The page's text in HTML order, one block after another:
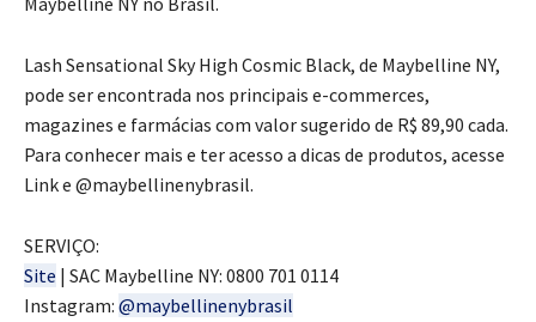
Lash Sensational Sky High Cosmic Black, de Maybelline NY,
pode ser encontrada nos principais e-commerces,
magazines e farmácias com valor sugerido de R$ 89,90 cada.
Para conhecer mais e ter acesso a dicas de produtos, acesse
Link e @maybellinenybrasil.
SERVIÇO:
Site | SAC Maybelline NY: 0800 701 0114
Instagram: @maybellinenybrasil